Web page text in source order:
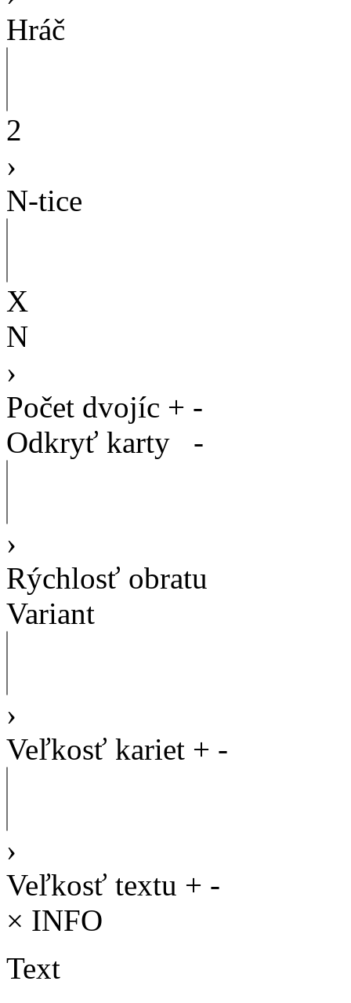
Hráč
2
›
N-tice
X
N
›
Počet dvojíc + -
Odkryť karty
-
›
Rýchlosť obratu
Variant
›
Veľkosť kariet + -
›
Veľkosť textu + -
× INFO
Text